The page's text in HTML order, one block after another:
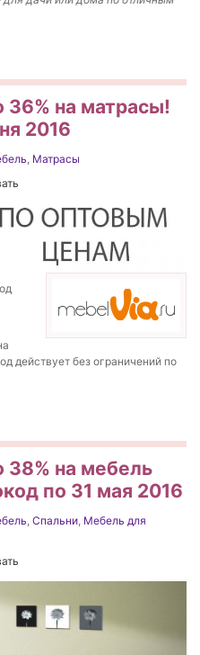
36% на матрасы!
2016
, Матрасы
действует без ограничений по
38% на мебель
по 31 мая 2016
, Спальни, Мебель для